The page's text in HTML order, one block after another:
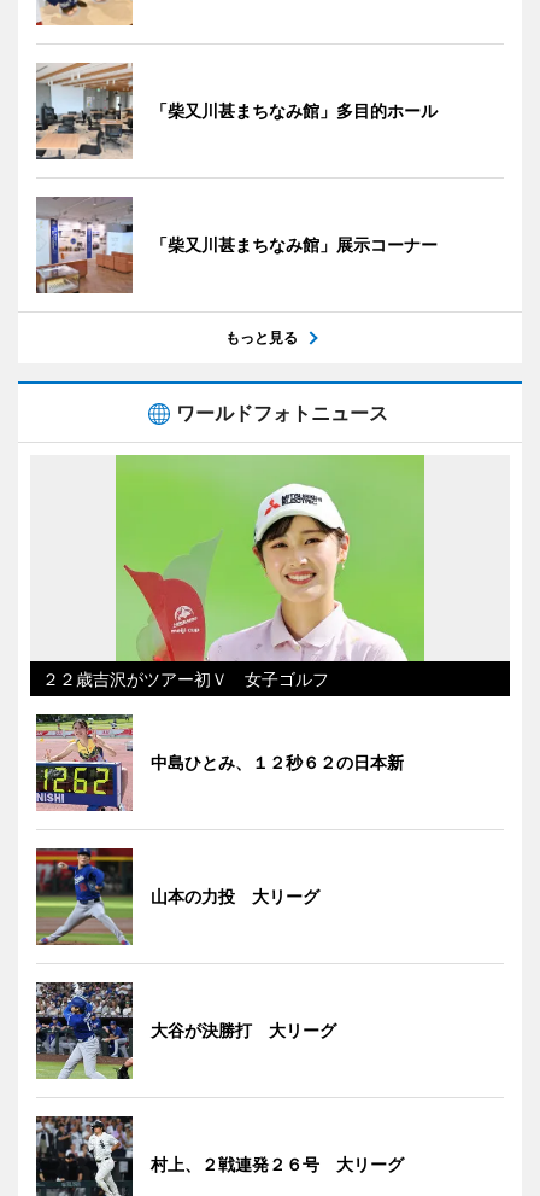
「柴又川甚まちなみ館」多目的ホール
「柴又川甚まちなみ館」展示コーナー
もっと見る
ワールドフォトニュース
２２歳吉沢がツアー初Ｖ 女子ゴルフ
中島ひとみ、１２秒６２の日本新
山本の力投 大リーグ
大谷が決勝打 大リーグ
村上、２戦連発２６号 大リーグ